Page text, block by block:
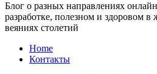
Блог о разных направлениях
разработке, полезном и здоровом
веяниях столетий
Home
Контакты